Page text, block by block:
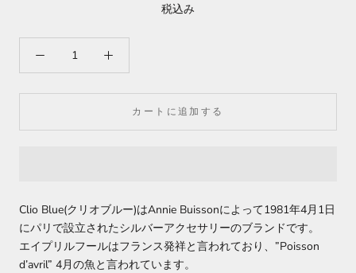
税込み
カートに追加する
Clio Blue(クリオブルー)はAnnie Buissonによって1981年4月1日
にパリで設立されたシルバーアクセサリーのブランドです。
エイプリルフールはフランス発祥と言われており、”Poisson
d’avril” 4月の魚と言われています。